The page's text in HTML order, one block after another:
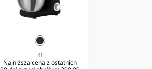
czarny
4l
Najniższa cena z ostatnich